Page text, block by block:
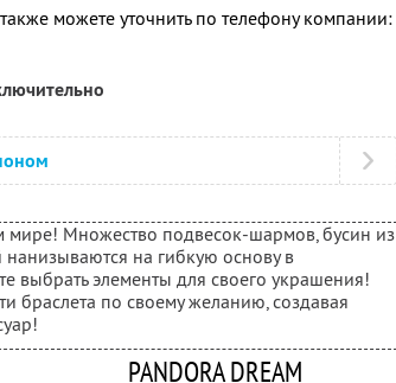
можете уточнить по телефону компании:
мире! Множество подвесок-шармов, бусин из
на гибкую основу в
выбрать элементы для своего украшения!
браслета по своему желанию, создавая
PANDORA DREAM